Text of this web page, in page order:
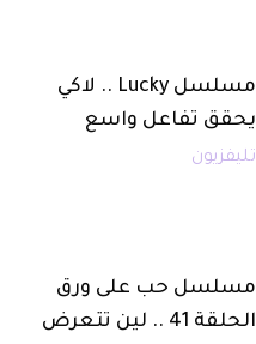
مسلسل Lucky .. لاكي
يحقق تفاعل واسع
تليفزيون
مسلسل حب على ورق
الحلقة 41 .. لين تتعرض